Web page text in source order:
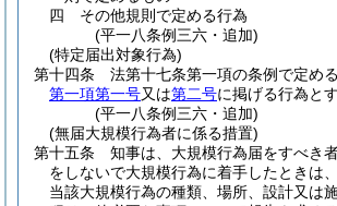
四
その他規則で定める行為
(平一八条例三六・追加)
(特定届出対象行為)
第十四条
法第十七条第一項の条例で定める
第一項第一号又は第二号に掲げる行為とす
(平一八条例三六・追加)
(無届大規模行為者に係る措置)
第十五条
知事は、大規模行為届をすべき
をしないで大規模行為に着手したときは
当該大規模行為の種類、場所、設計又は